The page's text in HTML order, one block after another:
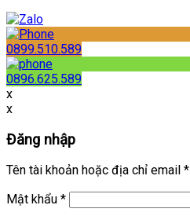
0899.510.589
0896.625.589
x
x
Đăng nhập
Tên tài khoản hoặc địa chỉ email *
Mật khẩu *